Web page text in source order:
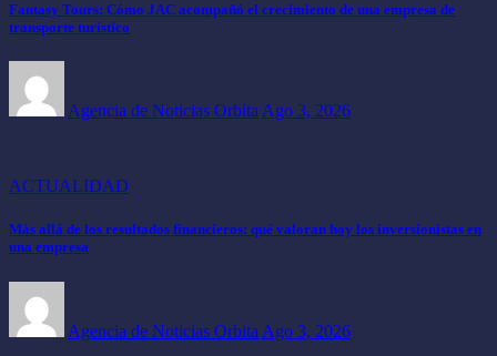
Fantasy Tours: Cómo JAC acompañó el crecimiento de una empresa de
transporte turístico
Agencia de Noticias Orbita Ago 3, 2026
ACTUALIDAD
Más allá de los resultados financieros: qué valoran hoy los inversionistas en
una empresa
Agencia de Noticias Orbita Ago 3, 2026